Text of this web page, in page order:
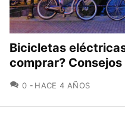
Bicicletas
comprar?
0 COMENTARIOS
HACE 4 AÑOS